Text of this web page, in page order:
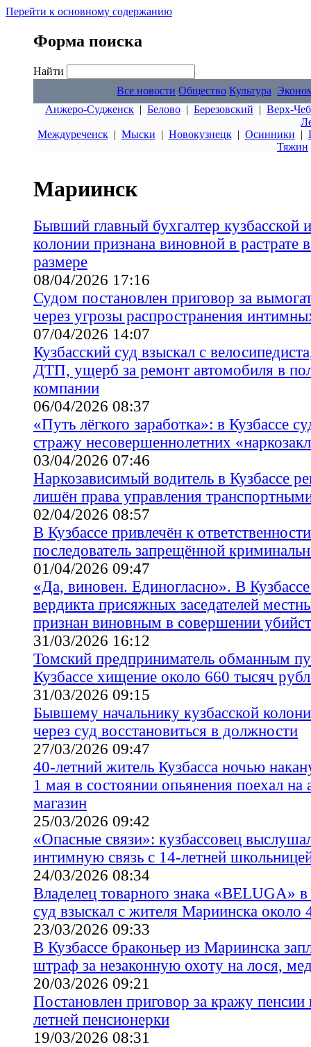
Перейти к основному содержанию
Форма поиска
Найти
Все новости Общество Культура
Анжеро-Судженск | Белово | Березовский | Верх-
Междуреченск| Мыски | Новокузнецк| Осинники |
Тяжин
Мариинск
Бывший главный бухгалтер кузбасской
колонии признана виновной в растрате
размере
08/04/2026 17:16
Судом постановлен приговор за
через угрозы распространения
07/04/2026 14:07
Кузбасский суд взыскал с
ДТП, ущерб за ремонт автомобиля в
компании
06/04/2026 08:37
«Путь лёгкого заработка»: в Кузбассе
стражу несовершеннолетних
03/04/2026 07:46
Наркозависимый водитель в Кузбассе
лишён права управления
02/04/2026 08:57
В Кузбассе привлечён к
последователь запрещённой
01/04/2026 09:47
«Да, виновен. Единогласно». В
вердикта присяжных заседателей
признан виновным в совершении
31/03/2026 16:12
Томский предприниматель обманным
Кузбассе хищение около 660 тысяч
31/03/2026 09:15
Бывшему начальнику кузбасской
через суд восстановиться в должности
27/03/2026 09:47
40-летний житель Кузбасса ночью
1 мая в состоянии опьянения поехал на
магазин
25/03/2026 09:42
«Опасные связи»: кузбассовец
интимную связь с 14-летней
24/03/2026 08:34
Владелец товарного знака «BELUGA» в
суд взыскал с жителя Мариинска около
23/03/2026 09:33
В Кузбассе браконьер из Мариинска
штраф за незаконную охоту на лося,
20/03/2026 09:21
Постановлен приговор за кражу пенсии
летней пенсионерки
19/03/2026 08:31